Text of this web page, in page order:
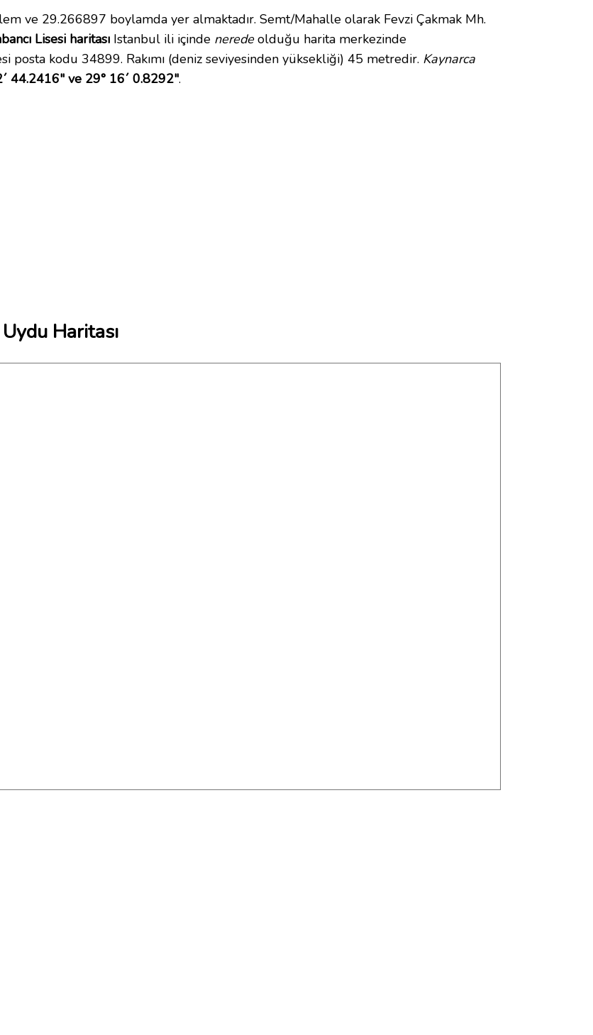
ve 29.266897 boylamda yer almaktadır. Semt/Mahalle olarak Fevzi Çakmak Mh.
Lisesi haritası Istanbul ili içinde neredeolduğu harita merkezinde
posta kodu 34899. Rakımı (deniz seviyesinden yüksekliği) 45 metredir. Kaynarca
44.2416" ve 29° 16´ 0.8292".
Haritası